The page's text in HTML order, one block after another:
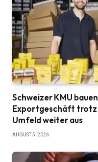
Schweizer KMU
Exportgeschäft trotz
Umfeld weiter aus
AUGUST 5, 2026